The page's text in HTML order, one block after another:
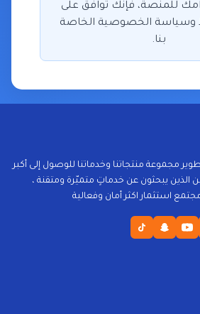
للمنصة، فإنك توافق على
وسياسة الخصوصية الخاصة
بنا.
مجموعة منتجاتنا وخدماتنا للوصول إلى أكبر
الذين يبحثون عن خدماتٍ متميّرة ومتقنة ،
استثمار اكثر أمان وفعالية